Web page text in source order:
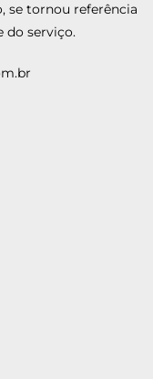
se tornou referência
do serviço.